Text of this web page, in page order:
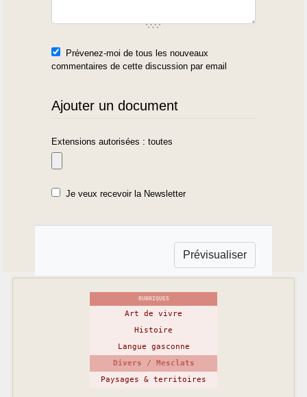
Prévenez-moi de tous les nouveaux
commentaires de cette discussion par email
Ajouter un document
Extensions autorisées : toutes
Je veux recevoir la Newsletter
RUBRIQUES
Art de vivre
Histoire
Langue gasconne
Divers / Mesclats
Paysages & territoires